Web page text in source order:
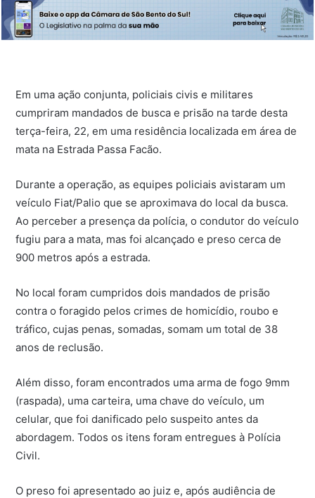
Em uma ação conjunta, policiais civis e militares
cumpriram mandados de busca e prisão na tarde desta
terça-feira, 22, em uma residência localizada em área de
mata na Estrada Passa Facão.
Durante a operação, as equipes policiais avistaram um
veículo Fiat/Palio que se aproximava do local da busca.
Ao perceber a presença da polícia, o condutor do veículo
fugiu para a mata, mas foi alcançado e preso cercade
900 metros após a estrada.
No local foram cumpridos dois mandados de prisão
contra o foragido pelos crimes de homicídio, roubo e
tráfico, cujas penas, somadas, somam um total de 38
anos de reclusão.
Além disso, foram encontrados uma arma de fogo 9mm
(raspada), uma carteira, uma chave do veículo, um
celular, que foi danificado pelo suspeito antes da
abordagem. Todos os itens foram entregues à Polícia
Civil.
O preso foi apresentado ao juiz e, após audiência de